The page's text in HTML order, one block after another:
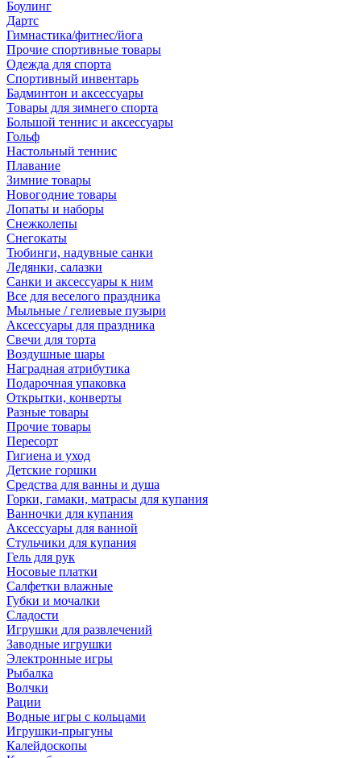
Боулинг
Дартс
Гимнастика/фитнес/йога
Прочие спортивные товары
Одежда для спорта
Спортивный инвентарь
Бадминтон и аксессуары
Товары для зимнего спорта
Большой теннис и аксессуары
Гольф
Настольный теннис
Плавание
Зимние товары
Новогодние товары
Лопаты и наборы
Снежколепы
Снегокаты
Тюбинги, надувные санки
Ледянки, салазки
Санки и аксессуары к ним
Все для веселого праздника
Мыльные / гелиевые пузыри
Аксессуары для праздника
Свечи для торта
Воздушные шары
Наградная атрибутика
Подарочная упаковка
Открытки, конверты
Разные товары
Прочие товары
Пересорт
Гигиена и уход
Детские горшки
Средства для ванны и душа
Горки, гамаки, матрасы для купания
Ванночки для купания
Аксессуары для ванной
Стульчики для купания
Гель для рук
Носовые платки
Салфетки влажные
Губки и мочалки
Сладости
Игрушки для развлечений
Заводные игрушки
Электронные игры
Рыбалка
Волчки
Рации
Водные игры с кольцами
Игрушки-прыгуны
Калейдоскопы